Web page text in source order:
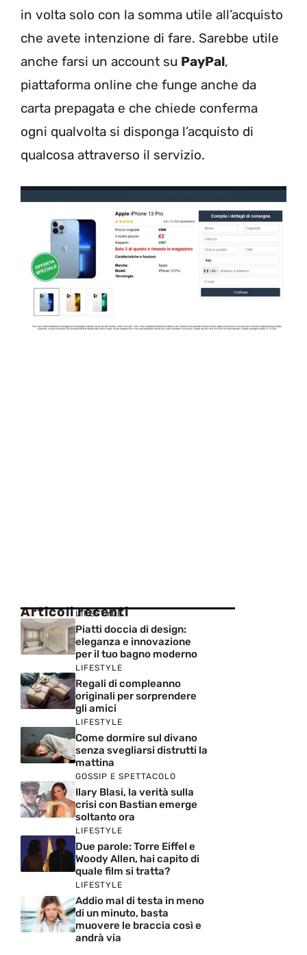
in volta solo con la somma utile all’acquisto
che avete intenzione di fare. Sarebbe utile
anche farsi un account su PayPal,
piattaforma online che funge anche da
carta prepagata e che chiede conferma
ogni qualvolta si disponga l’acquisto di
qualcosa attraverso il servizio.
Articoli recenti
LIFESTYLE
Piatti doccia di design:
eleganza e innovazione
per il tuo bagno moderno
LIFESTYLE
Regali di compleanno
originali per sorprendere
gli amici
LIFESTYLE
Come dormire sul divano
senza svegliarsi distrutti la
mattina
GOSSIP E SPETTACOLO
Ilary Blasi, la verità sulla
crisi con Bastian emerge
soltanto ora
LIFESTYLE
Due parole: Torre Eiffel e
Woody Allen, hai capito di
quale film si tratta?
LIFESTYLE
Addio mal di testa in meno
di un minuto, basta
muovere le braccia così e
andrà via